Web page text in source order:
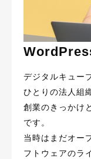
デジタルキュー
ひとりの法人組
創業のきっかけ
です。
当時はまだオー
フトウェアのラ